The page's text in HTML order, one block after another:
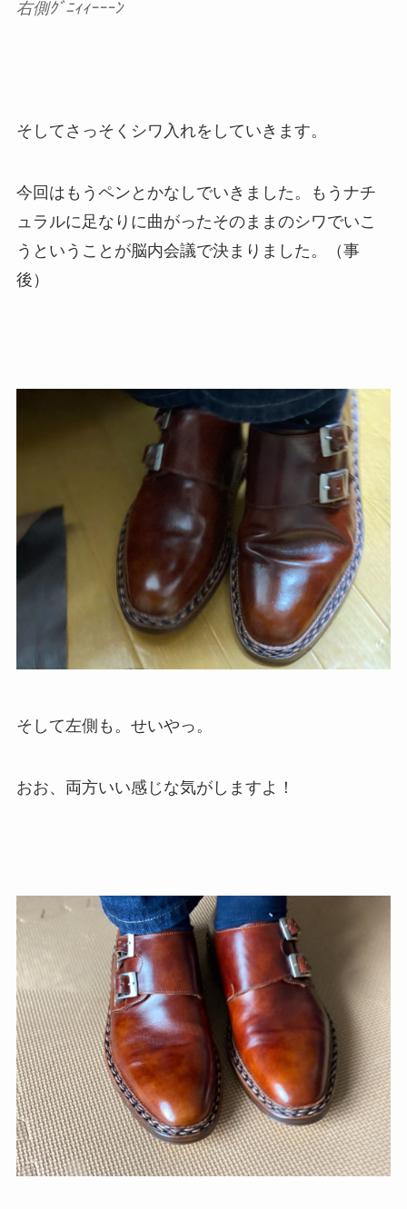
右側ｸﾞﾆｨｨｰｰｰﾝ
そしてさっそくシワ入れをしていきます。
今回はもうペンとかなしでいきました。もうナチ
ュラルに足なりに曲がったそのままのシワでいこ
うということが脳内会議で決まりました。（事
後）
そして左側も。せいやっ。
おお、両方いい感じな気がしますよ！